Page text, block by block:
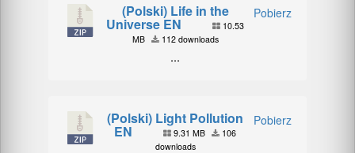
Pobierz
(Polski) Life in the
Universe EN
10.53
MB
112 downloads
...
Pobierz
(Polski) Light Pollution
EN 9.31 MB
106
downloads